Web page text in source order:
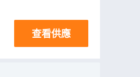
查看供應